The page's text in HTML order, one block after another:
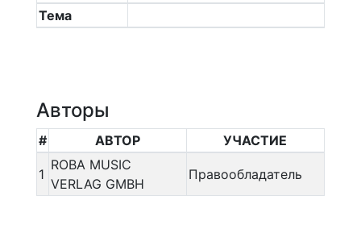
Тема
Авторы
# АВТОР УЧАСТИЕ
1
ROBA MUSIC
VERLAG GMBH
Правообладатель